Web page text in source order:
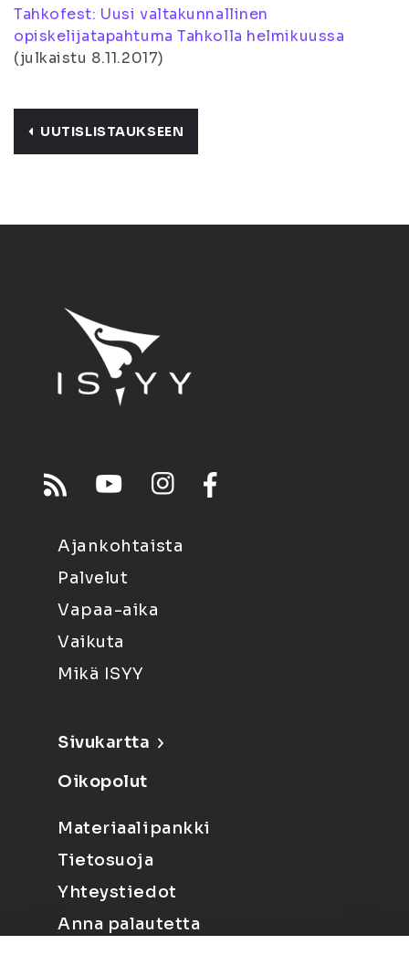
Tahkofest: Uusi valtakunnallinen
opiskelijatapahtuma Tahkolla helmikuussa
(julkaistu 8.11.2017)
UUTISLISTAUKSEEN
Ajankohtaista
Palvelut
Vapaa-aika
Vaikuta
Mikä ISYY
Sivukartta
Oikopolut
Materiaalipankki
Tietosuoja
Yhteystiedot
Anna palautetta